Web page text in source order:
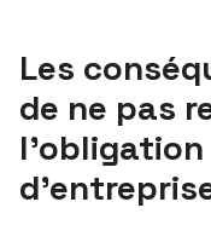
Les
de ne pas